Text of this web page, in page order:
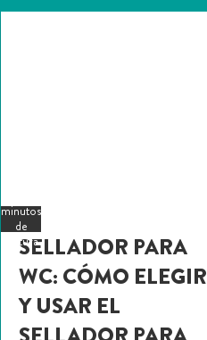
minutos
de
lectura
SELLADOR PARA
WC: CÓMO ELEGIR
Y USAR EL